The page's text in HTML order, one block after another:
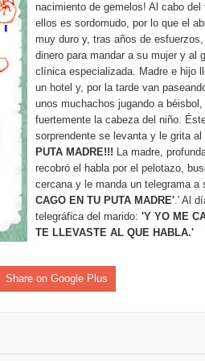
del Premio Nacional de Artes
y Banreservas lanzan
con una noche de
retos y oportunidades del
impulsada por la franquicia
como vicepresidenta ejecutiva
de Oficina Regional Este
para emprendedoras en la
nacimiento de gemelos! Al cabo
ellos es sordomudo, por lo que el
muy duro y, tras años de
dinero para mandar a su mujer y al
clínica especializada. Madre e hijo
un hotel y, por la tarde van
unos muchachos jugando a
fuertemente la cabeza del niño.
sorprendente se levanta y le grita al
PUTA MADRE!!! La madre,
recobró el habla por el pelotazo,
cercana y le manda un telegrama a
CAGO EN TU PUTA MADRE'.' Al
telegráfica del marido: 'Y YO ME
TE LLEVASTE AL QUE HABLA.'
Share on Google Plus